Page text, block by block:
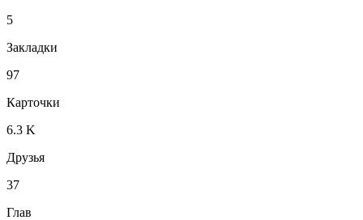
5
Закладки
97
Карточки
6.3 K
Друзья
37
Глав